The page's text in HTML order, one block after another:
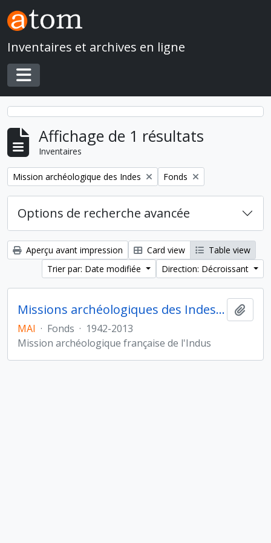
Skip to main content
Inventaires et archives en ligne
Toggle navigation
Affichage de 1 résultats
Inventaires
Remove filter:
Mission archéologique des Indes Remove filter:
Fonds
Options de recherche avancée
Aperçu avant impression Card view
Table view
Trier par: Date modifiée
Direction: Décroissant
Missions archéologiques des Indes et de l'Indus
MAI · Fonds · 1942-2013
Mission archéologique française de l'Indus